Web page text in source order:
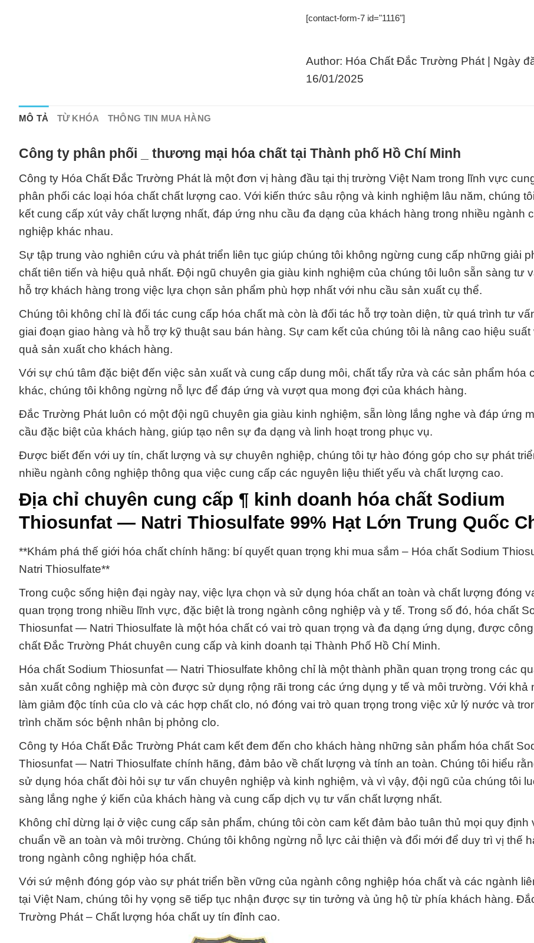
[contact-form-7 id="1116"]
Author: Hóa Chất Đắc Trường Phát | Ngày
16/01/2025
MÔ TẢ TỪ KHÓA THÔNG TIN MUA HÀNG
Công ty phân phối _ thương mại hóa chất tại Thành phố Hồ Chí Minh
Công ty Hóa Chất Đắc Trường Phát là một đơn vị hàng đầu tại thị trường Việt Nam trong lĩnh vực
phân phối các loại hóa chất chất lượng cao. Với kiến thức sâu rộng và kinh nghiệm lâu năm, chúng
kết cung cấp xút vảy chất lượng nhất, đáp ứng nhu cầu đa dạng của khách hàng trong nhiều ngành
nghiệp khác nhau.
Sự tập trung vào nghiên cứu và phát triển liên tục giúp chúng tôi không ngừng cung cấp những giải
chất tiên tiến và hiệu quả nhất. Đội ngũ chuyên gia giàu kinh nghiệm của chúng tôi luôn sẵn sàng tư
hỗ trợ khách hàng trong việc lựa chọn sản phẩm phù hợp nhất với nhu cầu sản xuất cụ thể.
Chúng tôi không chỉ là đối tác cung cấp hóa chất mà còn là đối tác hỗ trợ toàn diện, từ quá trình tư
giai đoạn giao hàng và hỗ trợ kỹ thuật sau bán hàng. Sự cam kết của chúng tôi là nâng cao hiệu suất
quả sản xuất cho khách hàng.
Với sự chú tâm đặc biệt đến việc sản xuất và cung cấp dung môi, chất tẩy rửa và các sản phẩm hóa
khác, chúng tôi không ngừng nỗ lực để đáp ứng và vượt qua mong đợi của khách hàng.
Đắc Trường Phát luôn có một đội ngũ chuyên gia giàu kinh nghiệm, sẵn lòng lắng nghe và đáp ứng
cầu đặc biệt của khách hàng, giúp tạo nên sự đa dạng và linh hoạt trong phục vụ.
Được biết đến với uy tín, chất lượng và sự chuyên nghiệp, chúng tôi tự hào đóng góp cho sự phát
nhiều ngành công nghiệp thông qua việc cung cấp các nguyên liệu thiết yếu và chất lượng cao.
Địa chỉ chuyên cung cấp ¶ kinh doanh hóa chất Sodium
Thiosunfat — Natri Thiosulfate 99% Hạt Lớn Trung Quốc
**Khám phá thế giới hóa chất chính hãng: bí quyết quan trọng khi mua sắm – Hóa chất Sodium
Natri Thiosulfate**
Trong cuộc sống hiện đại ngày nay, việc lựa chọn và sử dụng hóa chất an toàn và chất lượng đóng
quan trọng trong nhiều lĩnh vực, đặc biệt là trong ngành công nghiệp và y tế. Trong số đó, hóa chất
Thiosunfat — Natri Thiosulfate là một hóa chất có vai trò quan trọng và đa dạng ứng dụng, được
chất Đắc Trường Phát chuyên cung cấp và kinh doanh tại Thành Phố Hồ Chí Minh.
Hóa chất Sodium Thiosunfat — Natri Thiosulfate không chỉ là một thành phần quan trọng trong các
sản xuất công nghiệp mà còn được sử dụng rộng rãi trong các ứng dụng y tế và môi trường. Với khả
làm giảm độc tính của clo và các hợp chất clo, nó đóng vai trò quan trọng trong việc xử lý nước và
trình chăm sóc bệnh nhân bị phỏng clo.
Công ty Hóa Chất Đắc Trường Phát cam kết đem đến cho khách hàng những sản phẩm hóa chất
Thiosunfat — Natri Thiosulfate chính hãng, đảm bảo về chất lượng và tính an toàn. Chúng tôi hiểu
sử dụng hóa chất đòi hỏi sự tư vấn chuyên nghiệp và kinh nghiệm, và vì vậy, đội ngũ của chúng tôi
sàng lắng nghe ý kiến của khách hàng và cung cấp dịch vụ tư vấn chất lượng nhất.
Không chỉ dừng lại ở việc cung cấp sản phẩm, chúng tôi còn cam kết đảm bảo tuân thủ mọi quy định
chuẩn về an toàn và môi trường. Chúng tôi không ngừng nỗ lực cải thiện và đổi mới để duy trì vị thế
trong ngành công nghiệp hóa chất.
Với sứ mệnh đóng góp vào sự phát triển bền vững của ngành công nghiệp hóa chất và các ngành
tại Việt Nam, chúng tôi hy vọng sẽ tiếp tục nhận được sự tin tưởng và ủng hộ từ phía khách hàng.
Trường Phát – Chất lượng hóa chất uy tín đỉnh cao.